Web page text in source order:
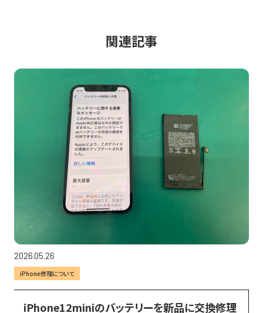
関連記事
2026.05.26
iPhone修理について
iPhone12miniのバッテリーを新品に交換修理